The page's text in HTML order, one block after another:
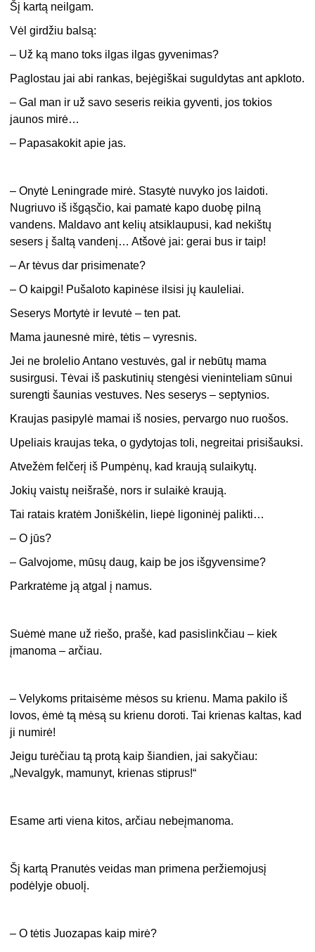
Šį kartą neilgam.
Vėl girdžiu balsą:
– Už ką mano toks ilgas ilgas gyvenimas?
Paglostau jai abi rankas, bejėgiškai suguldytas ant apkloto.
– Gal man ir už savo seseris reikia gyventi, jos tokios
jaunos mirė…
– Papasakokit apie jas.
– Onytė Leningrade mirė. Stasytė nuvyko jos laidoti.
Nugriuvo iš išgąsčio, kai pamatė kapo duobę pilną
vandens. Maldavo ant kelių atsiklaupusi, kad nekištų
sesers į šaltą vandenį… Atšovė jai: gerai bus ir taip!
– Ar tėvus dar prisimenate?
– O kaipgi! Pušaloto kapinėse ilsisi jų kauleliai.
Seserys Mortytė ir Ievutė – ten pat.
Mama jaunesnė mirė, tėtis – vyresnis.
Jei ne brolelio Antano vestuvės, gal ir nebūtų mama
susirgusi. Tėvai iš paskutinių stengėsi vieninteliam sūnui
surengti šaunias vestuves. Nes seserys – septynios.
Kraujas pasipylė mamai iš nosies, pervargo nuo ruošos.
Upeliais kraujas teka, o gydytojas toli, negreitai prisišauksi.
Atvežėm felčerį iš Pumpėnų, kad kraują sulaikytų.
Jokių vaistų neišrašė, nors ir sulaikė kraują.
Tai ratais kratėm Joniškėlin, liepė ligoninėj palikti…
– O jūs?
– Galvojome, mūsų daug, kaip be jos išgyvensime?
Parkratėme ją atgal į namus.
Suėmė mane už riešo, prašė, kad pasislinkčiau – kiek
įmanoma – arčiau.
– Velykoms pritaisėme mėsos su krienu. Mama pakilo iš
lovos, ėmė tą mėsą su krienu doroti. Tai krienas kaltas, kad
ji numirė!
Jeigu turėčiau tą protą kaip šiandien, jai sakyčiau:
„Nevalgyk, mamunyt, krienas stiprus!“
Esame arti viena kitos, arčiau nebeįmanoma.
Šį kartą Pranutės veidas man primena peržiemojusį
podėlyje obuolį.
– O tėtis Juozapas kaip mirė?